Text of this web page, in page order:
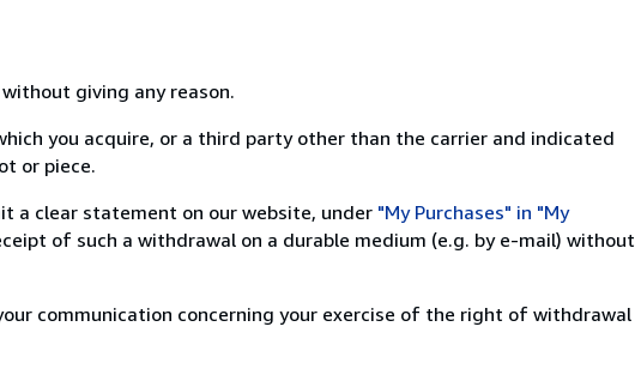
giving any reason.
you acquire, or a third party other than the carrier and indicated
or piece.
a clear statement on our website, under "My Purchases" in "My
of such a withdrawal on a durable medium (e.g. by e-mail) without
communication concerning your exercise of the right of withdrawal